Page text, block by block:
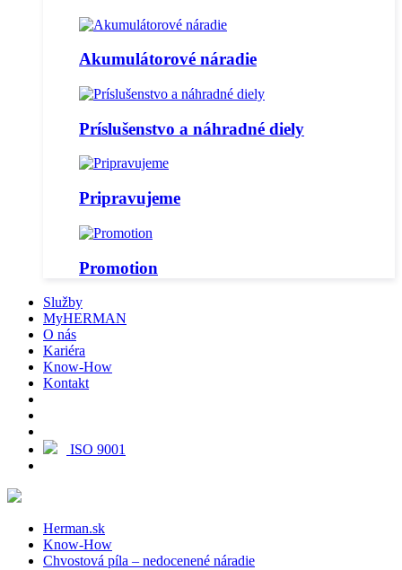
Akumulátorové náradie
Príslušenstvo a náhradné diely
Pripravujeme
Promotion
Služby
MyHERMAN
O nás
Kariéra
Know-How
Kontakt
ISO 9001
Herman.sk
Know-How
Chvostová píla – nedocenené náradie